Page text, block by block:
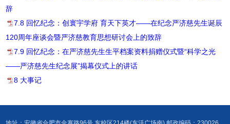
辞
7.8 回忆纪念：创寰宇学府 育天下英才——在纪念严济慈先生诞辰
120周年座谈会暨严济慈教育思想研讨会上的致辞
7.9 回忆纪念：在严济慈先生生平档案资料捐赠仪式暨“科学之光
——严济慈先生纪念展”揭幕仪式上的讲话
8 大事记